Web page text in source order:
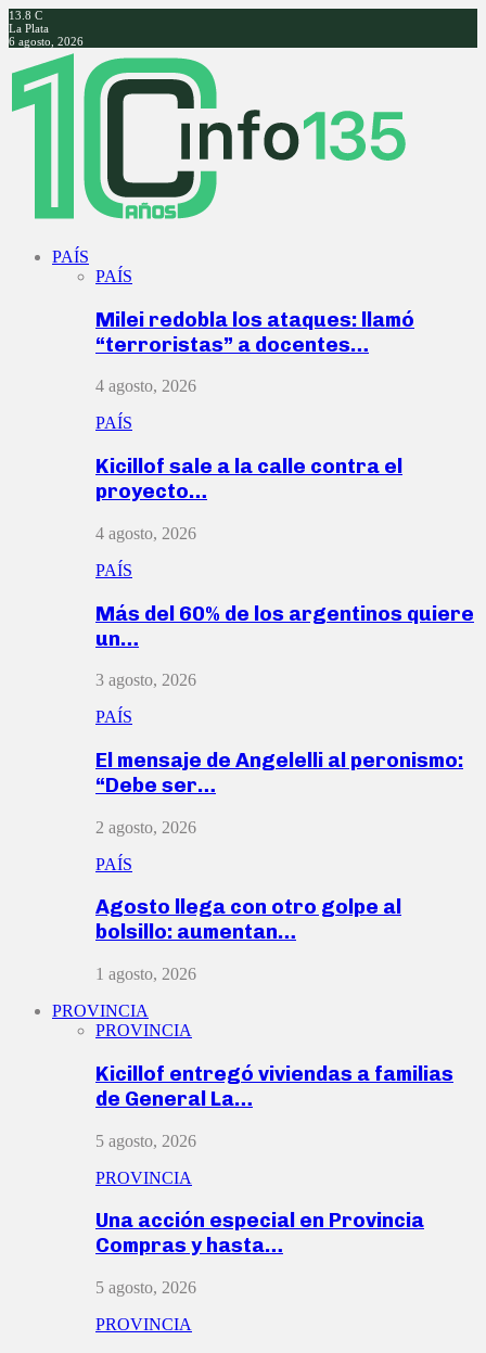
13.8 C
La Plata
6 agosto, 2026
Facebook
Twitter
Instagram
Youtube
PAÍS
PAÍS
Milei redobla los ataques: llamó
“terroristas” a docentes…
4 agosto, 2026
PAÍS
Kicillof sale a la calle contra el
proyecto…
4 agosto, 2026
PAÍS
Más del 60% de los argentinos quiere
un…
3 agosto, 2026
PAÍS
El mensaje de Angelelli al peronismo:
“Debe ser…
2 agosto, 2026
PAÍS
Agosto llega con otro golpe al
bolsillo: aumentan…
1 agosto, 2026
PROVINCIA
PROVINCIA
Kicillof entregó viviendas a familias
de General La…
5 agosto, 2026
PROVINCIA
Una acción especial en Provincia
Compras y hasta…
5 agosto, 2026
PROVINCIA